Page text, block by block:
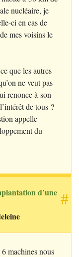
nucléaire, je
ci en cas de
mes voisins le
que les autres
ne veut pas
renonce à son
de tous ?
appelle
du
#
d’une
machines nous